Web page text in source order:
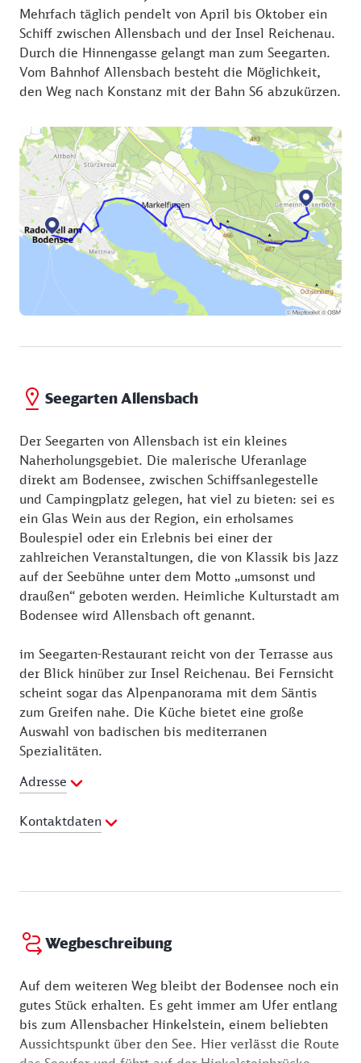
mit einer umfangreichen Auswahl an Snacks,
Getränken.
Mehrfach täglich pendelt von April bis Oktober ein
Schiff zwischen Allensbach und der Insel Reichenau.
Durch die Hinnengasse gelangt man zum Seegarten.
Vom Bahnhof Allensbach besteht die Möglichkeit,
den Weg nach Konstanz mit der Bahn S6 abzukürzen.
Seegarten Allensbach
Der Seegarten von Allensbach ist ein kleines
Naherholungsgebiet. Die malerische Uferanlage
direkt am Bodensee, zwischen Schiffsanlegestelle
und Campingplatz gelegen, hat viel zu bieten: sei es
ein Glas Wein aus der Region, ein erholsames
Boulespiel oder ein Erlebnis bei einer der
zahlreichen Veranstaltungen, die von Klassik bis Jazz
auf der Seebühne unter dem Motto „umsonst und
draußen“ geboten werden. Heimliche Kulturstadt am
Bodensee wird Allensbach oft genannt.
im Seegarten-Restaurant reicht von der Terrasse aus
der Blick hinüber zur Insel Reichenau. Bei Fernsicht
scheint sogar das Alpenpanorama mit dem Säntis
zum Greifen nahe. Die Küche bietet eine große
Auswahl von badischen bis mediterranen
Spezialitäten.
Adresse
Kontaktdaten
Webseite:http://www.seegarten-restaurant.de
Wegbeschreibung
Auf dem weiteren Weg bleibt der Bodensee noch ein
gutes Stück erhalten. Es geht immer am Ufer entlang
bis zum Allensbacher Hinkelstein, einem beliebten
Aussichtspunkt über den See. Hier verlässt die Route